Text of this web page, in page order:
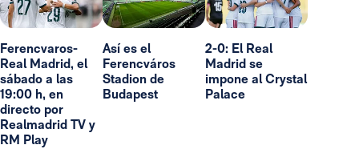
Ferencvaros-
Real Madrid, el
sábado a las
19:00 h, en
directo por
Realmadrid TV y
RM Play
Así es el
Ferencváros
Stadion de
Budapest
2-0: El Real
Madrid se
impone al Crystal
Palace